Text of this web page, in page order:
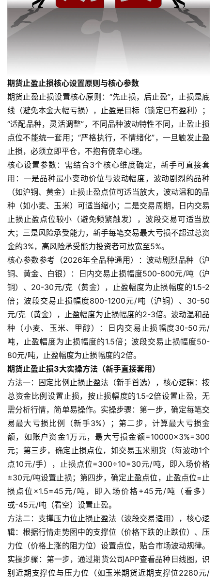
期货止盈止损核心设置原则与核心参数
期货止盈止损设置核心原则：“先止损，后止盈”，止损是底
线（避免本金大幅亏损），止盈是目标（锁定已有盈利）；
“适配品种，灵活调整”，不同品种波动特性不同，止盈止损
点位不能统一套用；“严格执行，不情绪化”，一旦触发止盈
止损，必须立即平仓，不抱有侥幸心理。
核心设置参数：需结合3个核心维度确定，新手可直接套
用：一是品种最小变动价位与波动幅度，波动剧烈的品种
（如沪铜、黄金）止损止盈点位可适当放大，波动温和的品
种（如小麦、玉米）可适当缩小；二是交易周期，日内交易
止损止盈点位较小（避免频繁触发），波段交易可适当放
大；三是风险承受能力，新手每笔交易最大亏损不超过总资
金的3%，高风险承受能力投资者可放宽至5%。
核心参数参考（2026年全品种通用）：波动剧烈品种（沪
铜、黄金、白银）：日内交易止损幅度500-800元/吨（沪
铜）、20-30元/克（黄金），止盈幅度为止损幅度的1.5-2
倍；波段交易止损幅度800-1200元/吨（沪铜）、30-50
元/克（黄金），止盈幅度为止损幅度的2-3倍。波动温和品
种（小麦、玉米、甲醇）：日内交易止损幅度30-50元/
吨，止盈幅度为止损幅度的1.5倍；波段交易止损幅度50-
80元/吨，止盈幅度为止损幅度的2倍。
期货止盈止损3大实操方法（新手直接套用）
方法一：固定比例止损止盈法（新手首选），核心逻辑：按
总资金比例设置止损，按止损幅度的1.5-2倍设置止盈，无
需分析行情，简单易操作。实操步骤：第一步，确定每笔交
易最大亏损比例（新手3%）；第二步，计算最大亏损金
额，如账户资金1万元，最大亏损金额=10000×3%=300
元；第三步，确定止损点位，如交易玉米期货（每波动1个
点10元/手），止损点位=300÷10=30元/吨，即入场价格
±30元/吨设置止损；第四步，确定止盈点位，止盈点位=止
损点位×1.5=45元/吨，即入场价格+45元/吨（看多）
或-45元/吨（看空）设置止盈。
方法二：支撑压力位止损止盈法（波段交易适用），核心逻
辑：根据行情走势图中的支撑位（价格下跌的止跌位）、压
力位（价格上涨的阻力位）设置点位，贴合市场波动规律。
实操步骤：第一步，通过期货公司APP查看品种日线图，识
别近期支撑位与压力位（如玉米期货近期支撑位2280元/